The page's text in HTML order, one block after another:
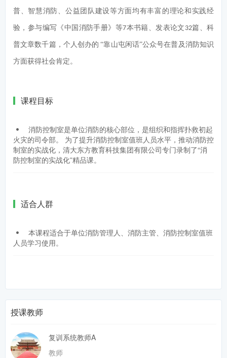
普、智慧消防、公益团队建设等方面均有丰富的理论和实践经
验，参与编写《中国消防手册》等7本书籍、发表论文 32篇、科
普文章数千篇，个人创办的 “靠山屯闲话”公众号在普及消防知识
方面获得社会肯定。
课程目标
消防控制室是单位消防的核心部位，是组织和指挥扑救初起
火灾的司令部。 为了提升消防控制室值班人员水平，推动消防控
制室的实战化，清大东方教育科技集团有限公司专门录制了“消
防控制室的实战化”精品课。
适合人群
本课程适合于单位消防管理人、消防主管、消防控制室值班
人员学习使用。
授课教师
复训系统教师A
教师